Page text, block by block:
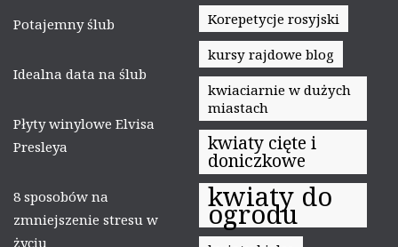
Potajemny ślub
Idealna data na ślub
Płyty winylowe Elvisa
Presleya
8 sposobów na
zmniejszenie stresu w
życiu
Korepetycje rosyjski
kursy rajdowe blog
kwiaciarnie w dużych
miastach
kwiaty cięte i
doniczkowe
kwiaty do
ogrodu